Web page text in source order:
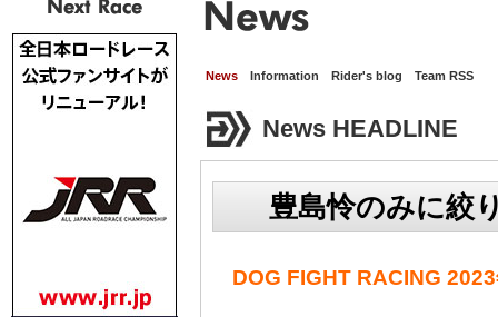
Next Race
News Information Rider's blog Team RSS
News HEADLINE
豊島怜のみに絞
DOG FIGHT RACING